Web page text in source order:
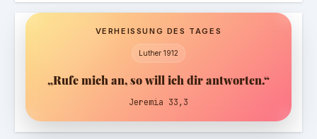
VERHEISSUNG DES TAGES
Luther 1912
„Rufe mich an, so will ich dir antworten.“
Jeremia 33,3